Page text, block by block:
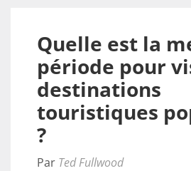
Quelle est la
période pour
destinations
touristiques
?
Par Ted Fullwood